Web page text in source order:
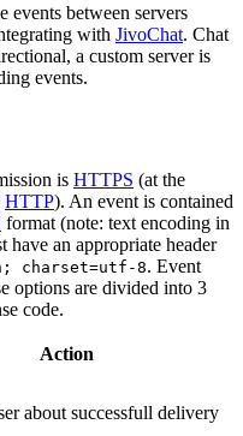
events between servers
with JivoChat. Chat
a custom server is
events.
is HTTPS (at the
HTTP). An event is contained
format (note: text encoding in
have an appropriate header
charset=utf-8. Event
options are divided into 3
code.
Action
about successfull delivery